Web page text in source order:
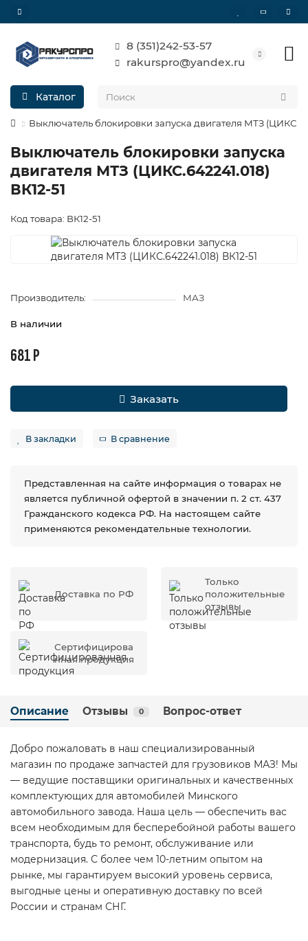
8 (351)242-53-57
rakurspro@yandex.ru
Каталог
Выключатель блокировки запуска двигателя МТЗ
Выключатель блокировки запуска
двигателя МТЗ (ЦИКС.642241.018)
ВК12-51
Код товара: ВК12-51
Производитель: МАЗ
В наличии
681 Р
Заказать
В закладки В сравнение
Представленная на сайте информация о товарах не
является публичной офертой в значении п. 2 ст. 437
Гражданского кодекса РФ. На настоящем сайте
применяются рекомендательные технологии.
Доставка по РФ
Только
положительные
отзывы
Сертифицирова
нная продукция
Описание Отзывы 0 Вопрос-ответ
Добро пожаловать в наш специализированный
магазин по продаже запчастей для грузовиков МАЗ! Мы
— ведущие поставщики оригинальных и качественных
комплектующих для автомобилей Минского
автомобильного завода. Наша цель — обеспечить вас
всем необходимым для бесперебойной работы вашего
транспорта, будь то ремонт, обслуживание или
модернизация. С более чем 10-летним опытом на
рынке, мы гарантируем высокий уровень сервиса,
выгодные цены и оперативную доставку по всей
России и странам СНГ.